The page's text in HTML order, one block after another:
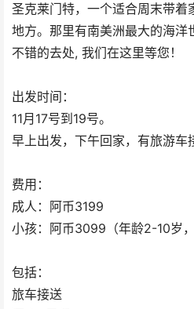
圣克莱门特，一个适合周末带着
地方。那里有南美洲最大的海洋
不错的去处, 我们在这里等您！
出发时间：
11月17号到19号。
早上出发，下午回家，有旅游车
费用：
成人：阿币3199
小孩：阿币3099（年龄2-10岁，
包括：
旅车接送